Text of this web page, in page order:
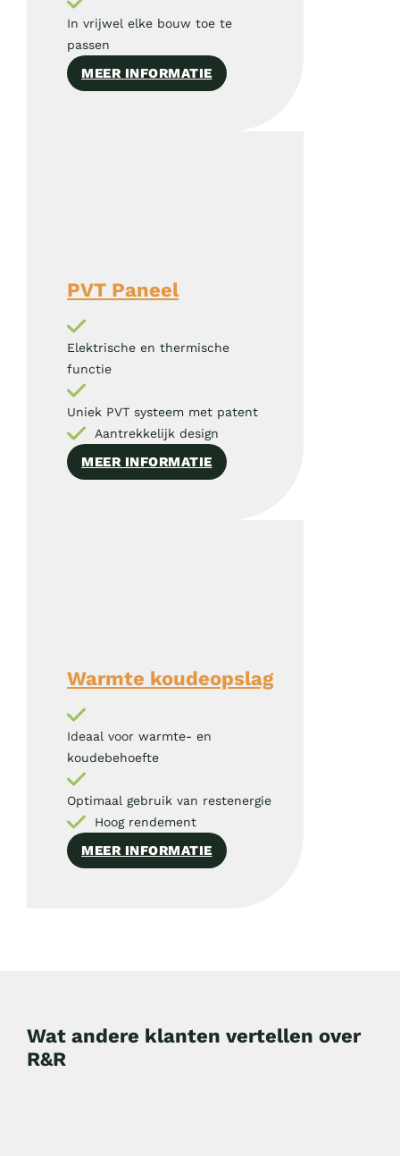
In vrijwel elke bouw toe te
passen
MEER INFORMATIE
PVT Paneel
Elektrische en thermische
functie
Uniek PVT systeem met patent
Aantrekkelijk design
MEER INFORMATIE
Warmte koudeopslag
Ideaal voor warmte- en
koudebehoefte
Optimaal gebruik van restenergie
Hoog rendement
MEER INFORMATIE
Wat andere klanten vertellen over
R&R